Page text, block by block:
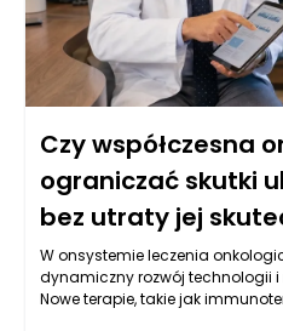
Czy współczesna
ograniczać skutki
bez utraty jej
W onsystemie leczenia
dynamiczny rozwój technologii
Nowe terapie, takie jak